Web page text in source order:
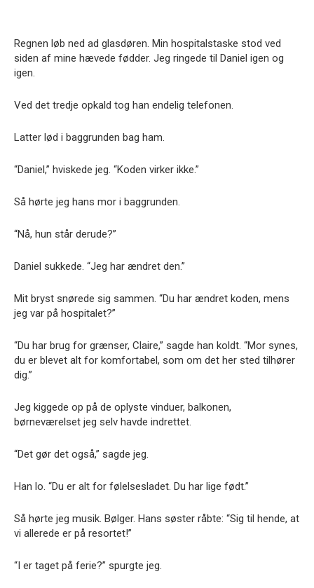
Regnen løb ned ad glasdøren. Min hospitalstaske stod ved
siden af mine hævede fødder. Jeg ringede til Daniel igen og
igen.
Ved det tredje opkald tog han endelig telefonen.
Latter lød i baggrunden bag ham.
“Daniel,” hviskede jeg. “Koden virker ikke.”
Så hørte jeg hans mor i baggrunden.
“Nå, hun står derude?”
Daniel sukkede. “Jeg har ændret den.”
Mit bryst snørede sig sammen. “Du har ændret koden, mens
jeg var på hospitalet?”
“Du har brug for grænser, Claire,” sagde han koldt. “Mor synes,
du er blevet alt for komfortabel, som om det her sted tilhører
dig.”
Jeg kiggede op på de oplyste vinduer, balkonen,
børneværelset jeg selv havde indrettet.
“Det gør det også,” sagde jeg.
Han lo. “Du er alt for følelsesladet. Du har lige født.”
Så hørte jeg musik. Bølger. Hans søster råbte: “Sig til hende, at
vi allerede er på resortet!”
“I er taget på ferie?” spurgte jeg.